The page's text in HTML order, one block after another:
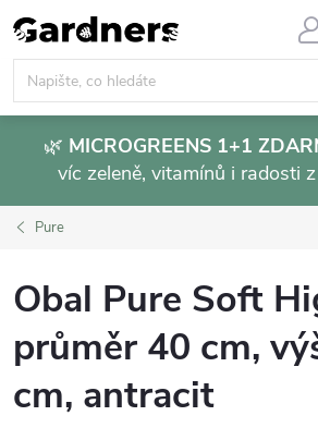
Přejít
na
obsah
🌿 MICROGREENS 1+1
víc zeleně, vitamínů i radosti
Pure
Obal Pure Soft
průměr 40 cm,
cm, antracit